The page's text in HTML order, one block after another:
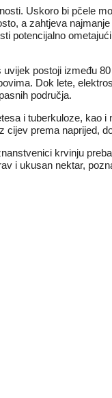
Uskoro bi pčele
a zahtjeva
postoji između
Dok lete,
područja.
i tuberkuloze, kao
prema naprijed,
krvinju
i ukusan nektar,